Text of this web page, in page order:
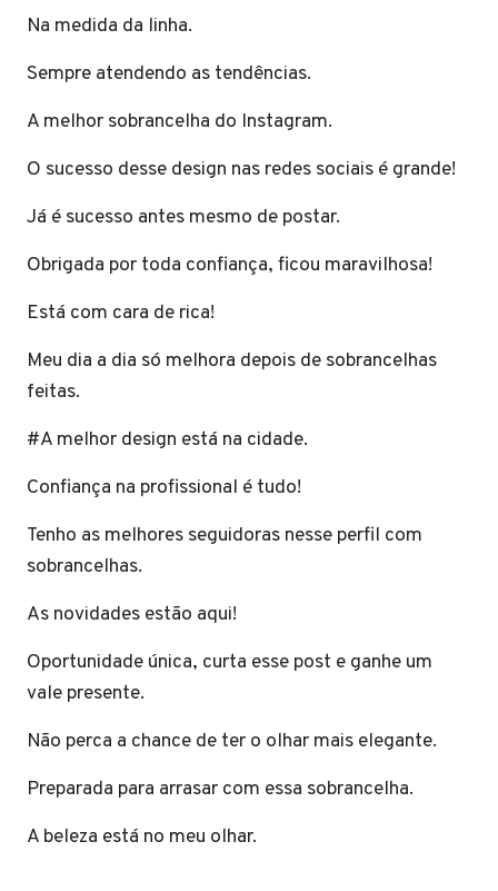
Na medida da linha.
Sempre atendendo as tendências.
A melhor sobrancelha do Instagram.
O sucesso desse design nas redes sociais é grande!
Já é sucesso antes mesmo de postar.
Obrigada por toda confiança, ficou maravilhosa!
Está com cara de rica!
Meu dia a dia só melhora depois de sobrancelhas
feitas.
#A melhor design está na cidade.
Confiança na profissional é tudo!
Tenho as melhores seguidoras nesse perfil com
sobrancelhas.
As novidades estão aqui!
Oportunidade única, curta esse post e ganhe um
vale presente.
Não perca a chance de ter o olhar mais elegante.
Preparada para arrasar com essa sobrancelha.
A beleza está no meu olhar.